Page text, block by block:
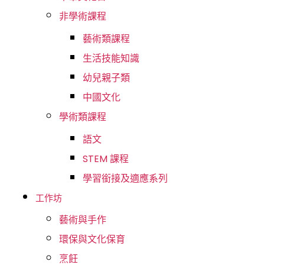
非學術課程
藝術類課程
生活技能知識
幼兒親子類
中國文化
學術類課程
語⽂
STEM 課程
學習銜接及適應系列
工作坊
藝術與手作
環保與文化保育
烹飪